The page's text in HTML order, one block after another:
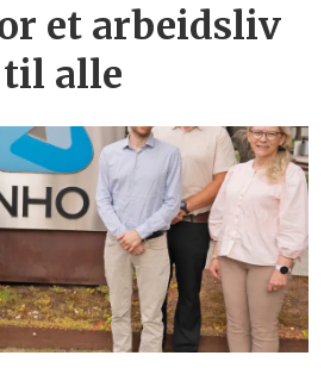
et arbeidsliv
til alle